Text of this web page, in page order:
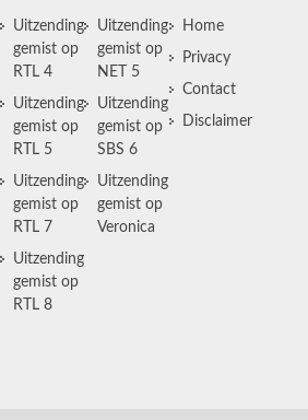
Uitzending
gemist op
RTL 4
Uitzending
gemist op
RTL 5
Uitzending
gemist op
RTL 7
Uitzending
gemist op
RTL 8
Uitzending
gemist op
NET 5
Uitzending
gemist op
SBS 6
Uitzending
gemist op
Veronica
Home
Privacy
Contact
Disclaimer